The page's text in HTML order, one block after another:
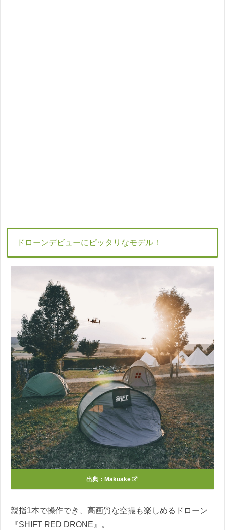
ドローンデビューにピッタリなモデル！
出典： Makuake
親指1本で操作でき、高画質な空撮も楽しめるドローン
『SHIFT RED DRONE』。